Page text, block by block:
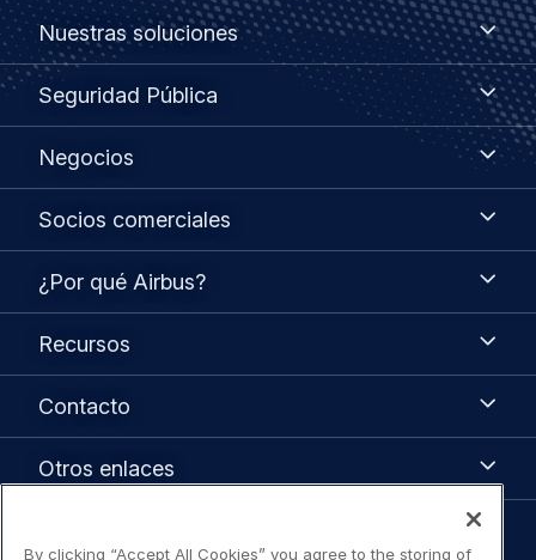
Footer
menu
Nuestras soluciones
Nuestras
soluciones
Seguridad Pública
Seguridad
Negocios
Socios comerciales
¿Por qué Airbus?
Recursos
Contacto
Otros enlaces
enlaces
By clicking “Accept All Cookies” you agree to the storing of